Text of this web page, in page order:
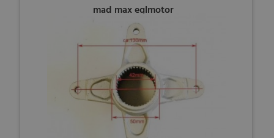
mad max eglmotor